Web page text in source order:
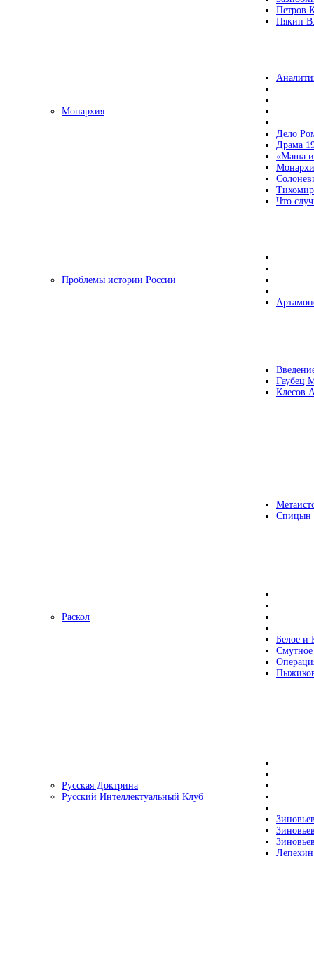
Петров
Пякин
Монархия
Дело
Драма
«Маша и
Что
Проблемы истории России
Гаубец
Клесов
Раскол
Белое и
Русская Доктрина
Русский Интеллектуальный Клуб